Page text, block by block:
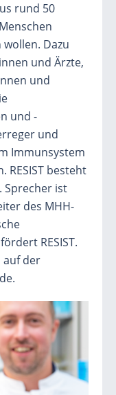
rund 50
Dazu
und Ärzte,
und
und -
und
Immunsystem
RESIST besteht
Sprecher ist
des MHH-
RESIST.
auf der